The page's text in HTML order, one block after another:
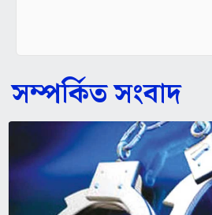
সম্পর্কিত সংবাদ